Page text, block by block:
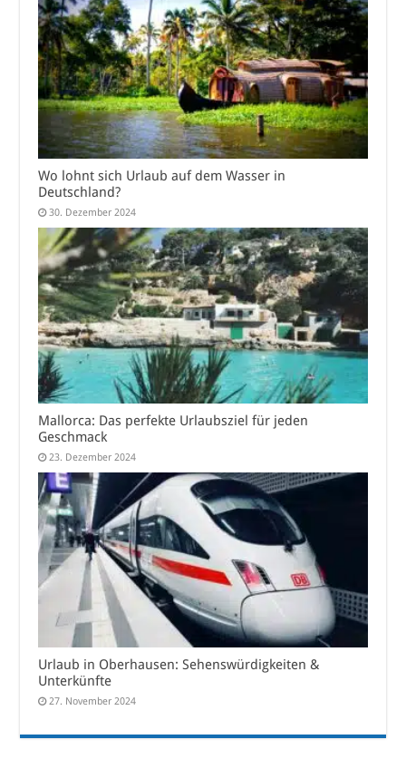
Wo lohnt sich Urlaub auf dem Wasser in
Deutschland?
30. Dezember 2024
Mallorca: Das perfekte Urlaubsziel für jeden
Geschmack
23. Dezember 2024
Urlaub in Oberhausen: Sehenswürdigkeiten &
Unterkünfte
27. November 2024